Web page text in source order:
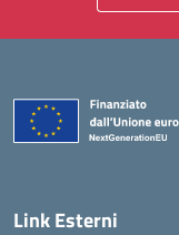
Link Esterni